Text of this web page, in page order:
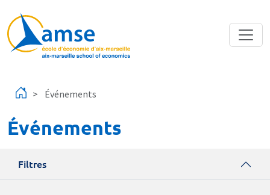
Événements
Événements
Filtres